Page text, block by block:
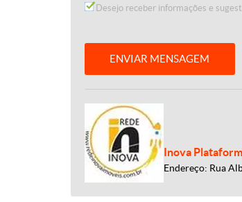
Desejo receber informações e
ENVIAR MENSAGEM
Inova
Endereço: Rua